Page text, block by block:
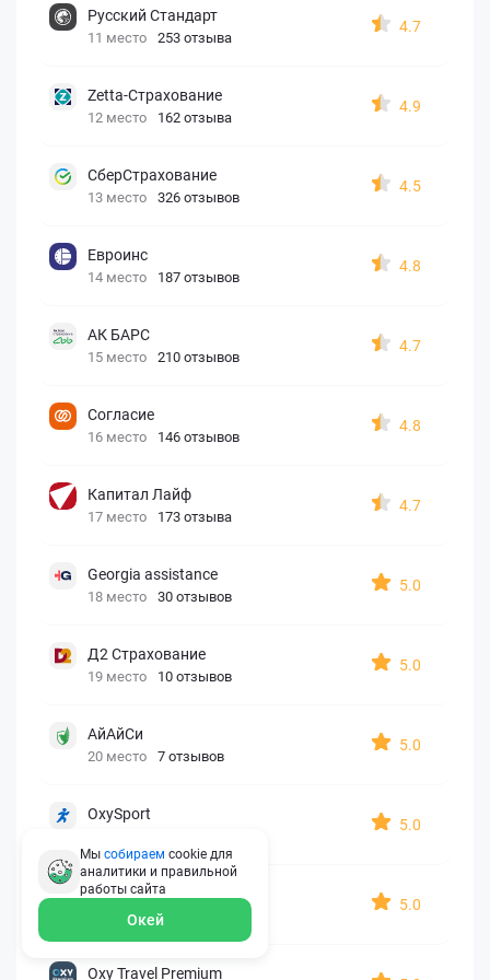
Русский Стандарт
11 место 253 отзыва
4.7
Zetta-Страхование
12 место 162 отзыва
4.9
СберСтрахование
13 место 326 отзывов
4.5
Евроинс
14 место 187 отзывов
4.8
АК БАРС
15 место 210 отзывов
4.7
Согласие
16 место 146 отзывов
4.8
Капитал Лайф
17 место 173 отзыва
4.7
Georgia assistance
18 место 30 отзывов
5.0
Д2 Страхование
19 место 10 отзывов
5.0
АйАйСи
20 место 7 отзывов
5.0
OxySport
5.0
ERGO AXA
22 место 2 отзыва
5.0
Oxy Travel Premium
Мы собираем cookie для
аналитики и правильной
работы сайта
Окей